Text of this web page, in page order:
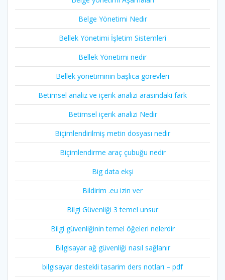
Belge Yönetimi Nedir
Bellek Yönetimi İşletim Sistemleri
Bellek Yönetimi nedir
Bellek yönetiminin başlıca görevleri
Betimsel analiz ve içerik analizi arasındaki fark
Betimsel içerik analizi Nedir
Biçimlendirilmiş metin dosyası nedir
Biçimlendirme araç çubuğu nedir
Big data ekşi
Bildirim .eu izin ver
Bilgi Güvenliği 3 temel unsur
Bilgi güvenliğinin temel öğeleri nelerdir
Bilgisayar ağ güvenliği nasıl sağlanır
bilgisayar destekli tasarim ders notları – pdf